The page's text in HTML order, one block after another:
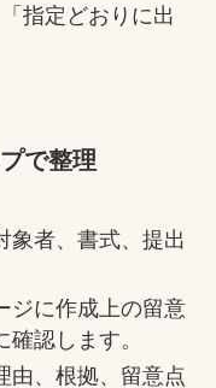
指定どおりに出
で整理
象者、書式、提出
ジに作成上の留意
認します。
由、根拠、留意点